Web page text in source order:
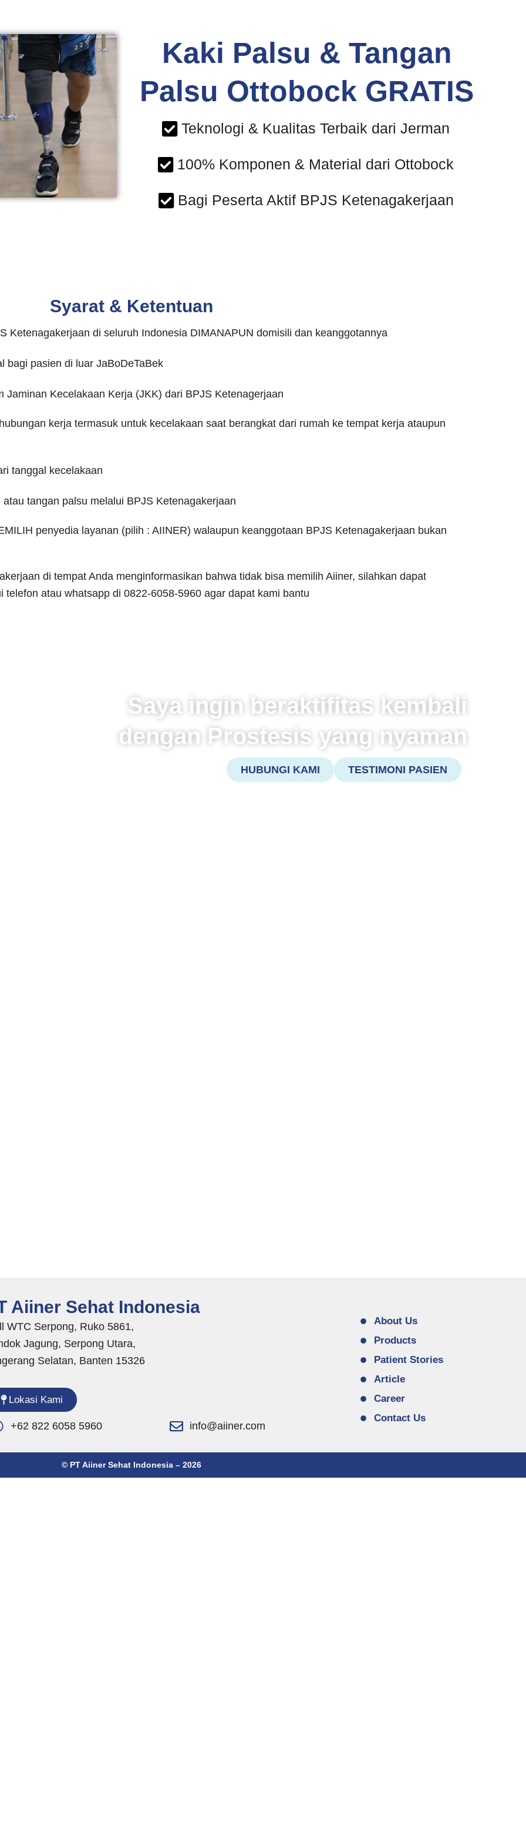
Kaki Palsu & Tangan
Palsu Ottobock GRATIS
Teknologi & Kualitas Terbaik dari Jerman
100% Komponen & Material dari Ottobock
Bagi Peserta Aktif BPJS Ketenagakerjaan
Syarat & Ketentuan
Ketenagakerjaan di seluruh Indonesia DIMANAPUN domisili dan keanggotannya
bagi pasien di luar JaBoDeTaBek
Jaminan Kecelakaan Kerja (JKK) dari BPJS Ketenagerjaan
kerja termasuk untuk kecelakaan saat berangkat dari rumah ke tempat kerja ataupun
tanggal kecelakaan
tangan palsu melalui BPJS Ketenagakerjaan
penyedia layanan (pilih : AIINER) walaupun keanggotaan BPJS Ketenagakerjaan bukan
di tempat Anda menginformasikan bahwa tidak bisa memilih Aiiner, silahkan dapat
atau whatsapp di 0822-6058-5960 agar dapat kami bantu
Saya ingin beraktifitas kembali
dengan Prostesis yang nyaman
HUBUNGI KAMI TESTIMONI PASIEN
Aiiner Sehat Indonesia
WTC Serpong, Ruko 5861,
Jagung, Serpong Utara,
Selatan, Banten 15326
Lokasi Kami
+62 822 6058 5960 info@aiiner.com
About Us
Products
Patient Stories
Article
Career
Contact Us
© PT Aiiner Sehat Indonesia – 2026